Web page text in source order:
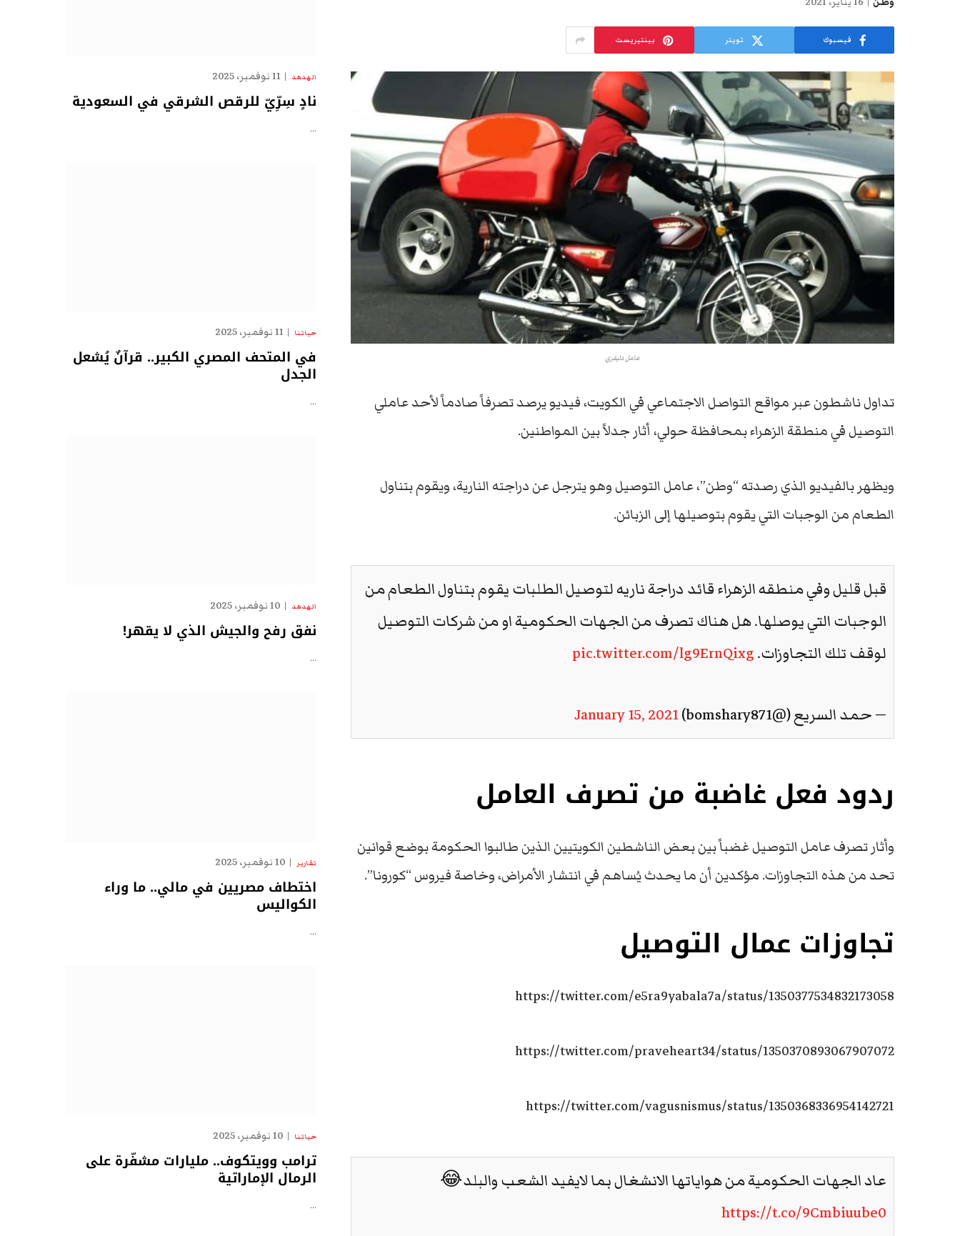
فيسبوك تويتر بينتيريست
عامل دليفري
تداول ناشطون عبر مواقع التواصل الاجتماعي في الكويت، فيديو يرصد تصرفاً صادماً لأحد عاملي
التوصيل في منطقة الزهراء بمحافظة حولي، أثار جدلاً بين المواطنين.
ويظهر بالفيديو الذي رصدته “وطن”، عامل التوصيل وهو يترجل عن دراجته النارية، ويقوم بتناول
الطعام من الوجبات التي يقوم بتوصيلها إلى الزبائن.
قبل قليل وفي منطقه الزهراء قائد دراجة ناريه لتوصيل الطلبات يقوم بتناول الطعام من
الوجبات التي يوصلها. هل هناك تصرف من الجهات الحكومية او من شركات التوصيل
لوقف تلك التجاوزات.pic.twitter.com/lg9ErnQixg
— حمد السريع (@bomshary871) January 15, 2021
ردود فعل غاضبة من تصرف العامل
وأثار تصرف عامل التوصيل غضباً بين بعض الناشطين الكويتيين الذين طالبوا الحكومة بوضع قوانين
تحد من هذه التجاوزات. مؤكدين أن ما يحدث يُساهم في انتشار الأمراض، وخاصة فيروس “كورونا”.
تجاوزات عمال التوصيل
https://twitter.com/e5ra9yabala7a/status/1350377534832173058
https://twitter.com/praveheart34/status/1350370893067907072
https://twitter.com/vagusnismus/status/1350368336954142721
عاد الجهات الحكومية من هواياتها الانشغال بما لايفيد الشعب والبلد😂
https://t.co/9Cmbiuube0
الهدهد 11 نوفمبر، 2025
نادٍ سِرِّيّ للرقص الشرقي في السعودية
…
حياتنا 11 نوفمبر، 2025
في المتحف المصري الكبير.. قرآنٌ يُشعل
الجدل
…
الهدهد 10 نوفمبر، 2025
نفق رفح والجيش الذي لا يقهر!
…
تقارير 10 نوفمبر، 2025
اختطاف مصريين في مالي.. ما وراء
الكواليس
…
حياتنا 10 نوفمبر، 2025
ترامب وويتكوف.. مليارات مشفّرة على
الرمال الإماراتية
…